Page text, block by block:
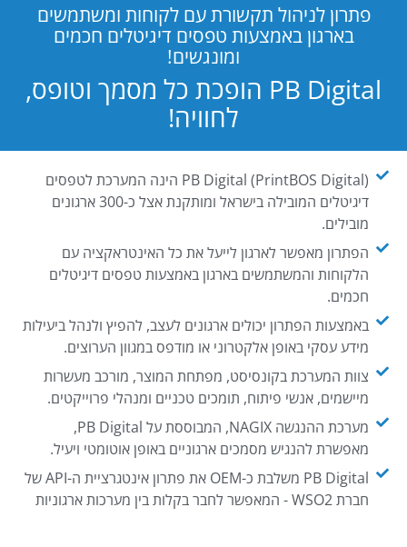
פתרון לניהול תקשורת עם לקוחות ומשתמשים
בארגון באמצעות טפסים דיגיטלים חכמים
ומונגשים!
PB Digital הופכת כל מסמך וטופס,
לחוויה!
PB Digital (PrintBOS Digital) הינה המערכת לטפסים
דיגיטלים המובילה בישראל ומותקנת אצל כ-300 ארגונים
מובילים.
הפתרון מאפשר לארגון לייעל את כל האינטראקציה עם
הלקוחות והמשתמשים בארגון באמצעות טפסים דיגיטלים
חכמים.
באמצעות הפתרון יכולים ארגונים לעצב, להפיץ ולנהל ביעילות
מידע עסקי באופן אלקטרוני או מודפס במגוון הערוצים.
צוות המערכת בקונסיסט, מפתחת המוצר, מורכב מעשרות
מיישמים, אנשי פיתוח, תומכים טכניים ומנהלי פרוייקטים.
מערכת ההנגשה NAGIX, המבוססת על PB Digital,
מאפשרת להנגיש מסמכים ארגוניים באופן אוטומטי ויעיל.
PB Digital משלבת כ-OEM את פתרון אינטגרציית ה-API של
חברת WSO2 - המאפשר לחבר בקלות בין מערכות ארגוניות